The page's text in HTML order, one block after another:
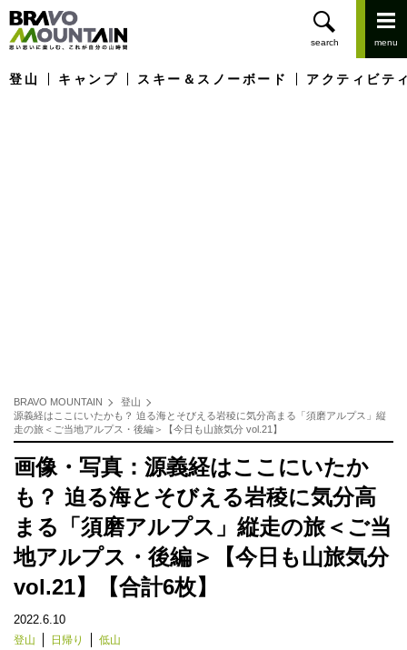
登山 キャンプ スキー＆スノーボード アクティビテ
BRAVO MOUNTAIN
登山
源義経はここにいたかも？ 迫る海とそびえる岩稜に気分高まる「須磨アルプス」縦
走の旅＜ご当地アルプス・後編＞【今日も山旅気分 vol.21】
画像・写真：源義経はここにいたか
も？ 迫る海とそびえる岩稜に気分高
まる「須磨アルプス」縦走の旅＜ご当
地アルプス・後編＞【今日も山旅気分
vol.21】【合計6枚】
2022.6.10
登山 日帰り 低山